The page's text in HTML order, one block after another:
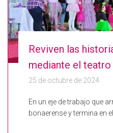
Reviven las
mediante el teatro
25 de octubre de 2024
En un eje de trabajo que
bonaerense y termina en